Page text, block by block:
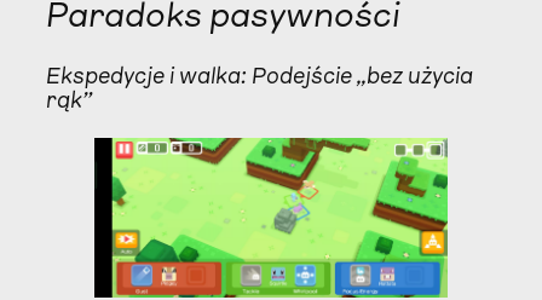
Paradoks pasywności
Ekspedycje i walka: Podejście „bez użycia
rąk”